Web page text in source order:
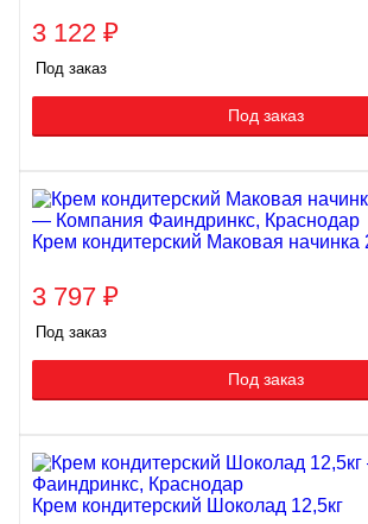
3 122 ₽
Под заказ
Под заказ
Крем кондитерский Маковая начинка
3 797 ₽
Под заказ
Под заказ
Крем кондитерский Шоколад 12,5кг